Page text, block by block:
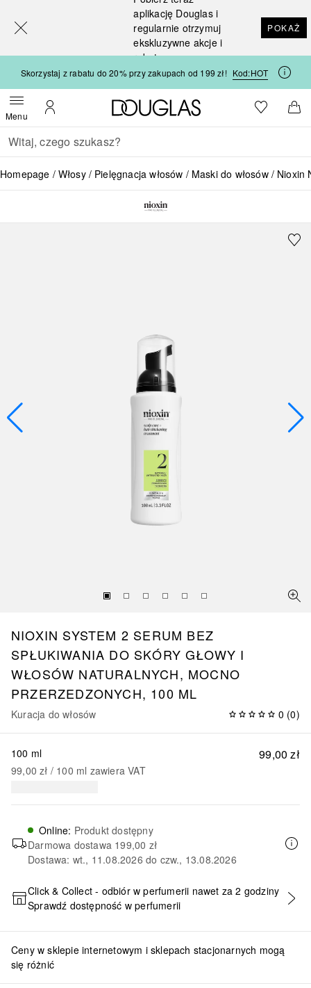
aplikację Douglas i
regularnie otrzymuj
ekskluzywne akcje i
rabaty
POKAŻ
Skorzystaj z rabatu do 20% przy zakupach od 199 zł! Kod:HOT
MenuOtwórz menuMoje konto
Strona główna Douglas
Do listyDo
Wracać
Wykonaj wyszukiwanie
Homepage Włosy Pielęgnacja włosów Maski do włosów Nioxin
NIOXIN SYSTEM 2 SERUM BEZ
SPŁUKIWANIA DO SKÓRY GŁOWY I
WŁOSÓW NATURALNYCH, MOCNO
PRZERZEDZONYCH, 100 ML
Kuracja do włosów 0 (0)
99,00 zł
100 ml
99,00 zł / 100 ml zawiera VAT
Online: Produkt dostępny
Darmowa dostawa 199,00 zł
Dostawa: wt., 11.08.2026 do czw., 13.08.2026
DODAJ DO KOSZYKA
Click & Collect - odbiór w perfumerii nawet za 2 godziny
Sprawdź dostępność w perfumerii
Ceny w sklepie internetowym i sklepach stacjonarnych mogą
się różnić
[navigation.slideout.screenreader]